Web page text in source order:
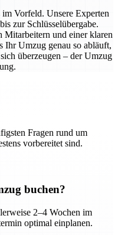
Vorfeld. Unsere Experten
zur Schlüsselübergabe.
Mitarbeitern und einer klaren
Ihr Umzug genau so abläuft,
überzeugen – der Umzug
Fragen rund um
vorbereitet sind.
buchen?
2–4 Wochen im
optimal einplanen.